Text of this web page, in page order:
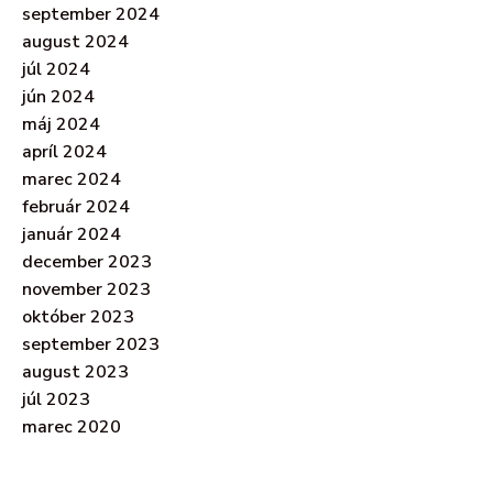
september 2024
august 2024
júl 2024
jún 2024
máj 2024
apríl 2024
marec 2024
február 2024
január 2024
december 2023
november 2023
október 2023
september 2023
august 2023
júl 2023
marec 2020